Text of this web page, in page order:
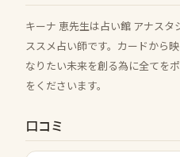
キーナ 恵先生は占い館 アナス
ススメ占い師です。カードから
なりたい未来を創る為に全てを
をくださいます。
口コミ